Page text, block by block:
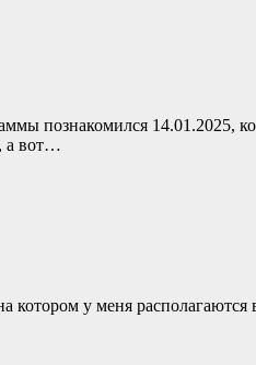
познакомился 14.01.2025,
а вот…
котором у меня